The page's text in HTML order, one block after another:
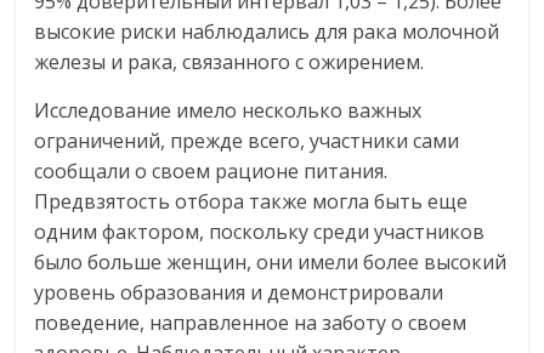
высокие риски наблюдались для рака молочной
железы и рака, связанного с ожирением.
Исследование имело несколько важных
ограничений, прежде всего, участники сами
сообщали о своем рационе питания.
Предвзятость отбора также могла быть еще
одним фактором, поскольку среди участников
было больше женщин, они имели более высокий
уровень образования и демонстрировали
поведение, направленное на заботу о своем